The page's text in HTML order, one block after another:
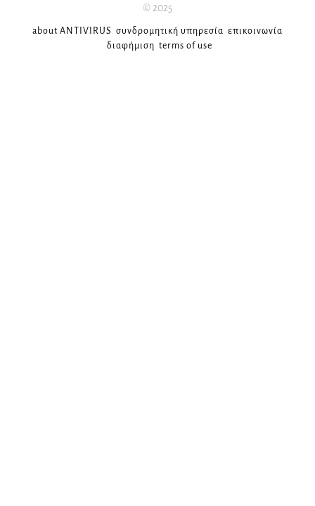
© 2025
about ANTIVIRUS συνδρομητική υπηρεσία επικοινωνία
διαφήμιση terms of use